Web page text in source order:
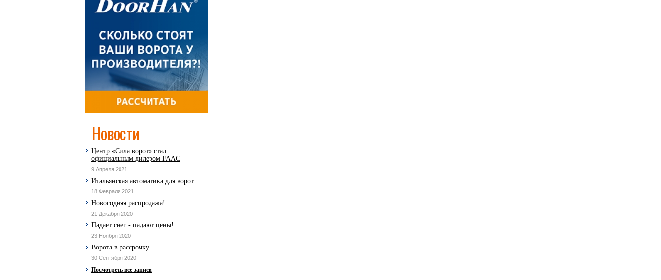
Новости
Центр «Сила ворот» стал
официальным дилером FAAC
9 Апреля 2021
Итальянская автоматика для ворот
18 Февраля 2021
Новогодняя распродажа!
21 Декабря 2020
Падает снег - падают цены!
23 Ноября 2020
Ворота в рассрочку!
30 Сентября 2020
Посмотреть все записи